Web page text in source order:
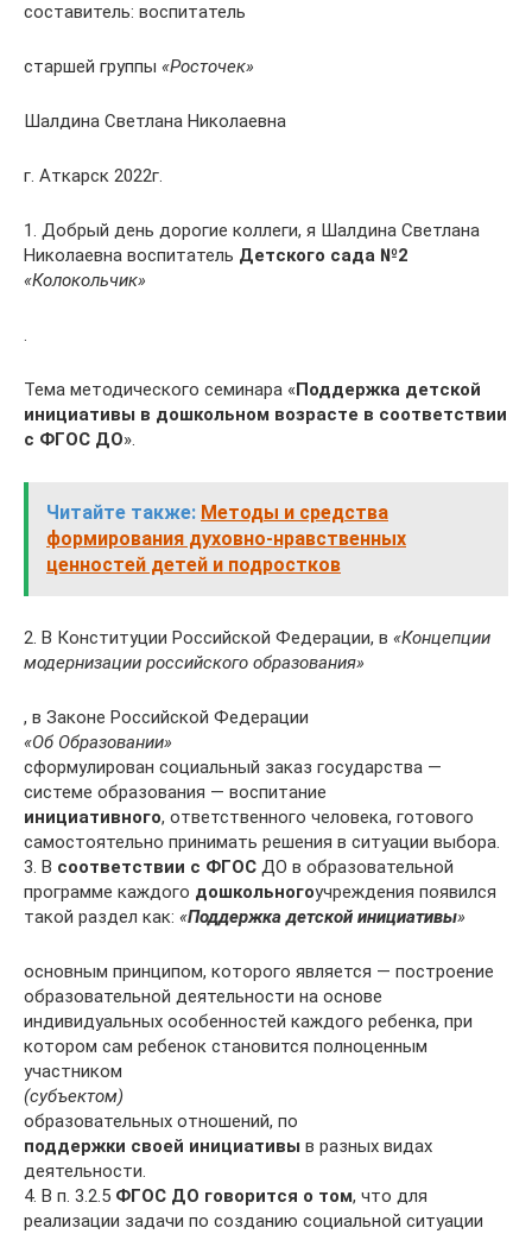
составитель: воспитатель
старшей группы «Росточек»
Шалдина Светлана Николаевна
г. Аткарск 2022г.
1. Добрый день дорогие коллеги, я Шалдина Светлана
Николаевна воспитатель Детского сада №2
«Колокольчик»
.
Тема методического семинара «Поддержка детской
инициативы в дошкольном возрасте в соответствии
с ФГОС ДО».
Читайте также: Методы и средства
формирования духовно-нравственных
ценностей детей и подростков
2. В Конституции Российской Федерации, в «Концепции
модернизации российского образования»
, в Законе Российской Федерации
«Об Образовании»
сформулирован социальный заказ государства —
системе образования — воспитание
инициативного, ответственного человека, готового
самостоятельно принимать решения в ситуации выбора.
3. В соответствии с ФГОС ДО в образовательной
программе каждого дошкольногоучреждения появился
такой раздел как: «Поддержка детской инициативы»
основным принципом, которого является — построение
образовательной деятельности на основе
индивидуальных особенностей каждого ребенка, при
котором сам ребенок становится полноценным
участником
(субъектом)
образовательных отношений, по
поддержки своей инициативы в разных видах
деятельности.
4. В п. 3.2.5 ФГОС ДО говорится о том, что для
реализации задачи по созданию социальной ситуации